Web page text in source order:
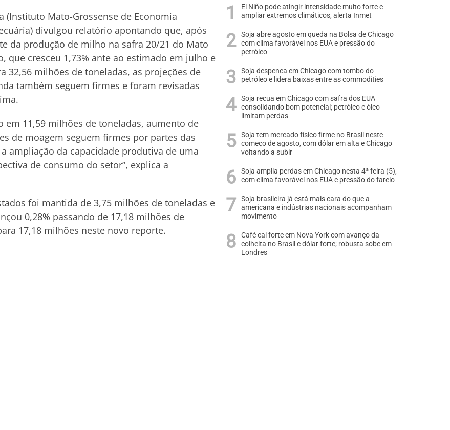
(Instituto Mato-Grossense de Economia
divulgou relatório apontando que, após
da produção de milho na safra 20/21 do Mato
que cresceu 1,73% ante ao estimado em julho e
32,56 milhões de toneladas, as projeções de
também seguem firmes e foram revisadas
11,59 milhões de toneladas, aumento de
de moagem seguem firmes por partes das
ampliação da capacidade produtiva de uma
de consumo do setor”, explica a
foi mantida de 3,75 milhões de toneladas e
0,28% passando de 17,18 milhões de
17,18 milhões neste novo reporte.
El Niño pode atingir intensidade muito forte e
ampliar extremos climáticos, alerta Inmet
Soja abre agosto em queda na Bolsa de Chicago
com clima favorável nos EUA e pressão do
petróleo
Soja despenca em Chicago com tombo do
petróleo e lidera baixas entre as commodities
Soja recua em Chicago com safra dos EUA
consolidando bom potencial; petróleo e óleo
limitam perdas
Soja tem mercado físico firme no Brasil neste
começo de agosto, com dólar em alta e Chicago
voltando a subir
Soja amplia perdas em Chicago nesta 4ª feira (5),
com clima favorável nos EUA e pressão do farelo
Soja brasileira já está mais cara do que a
americana e indústrias nacionais acompanham
movimento
Café cai forte em Nova York com avanço da
colheita no Brasil e dólar forte; robusta sobe em
Londres